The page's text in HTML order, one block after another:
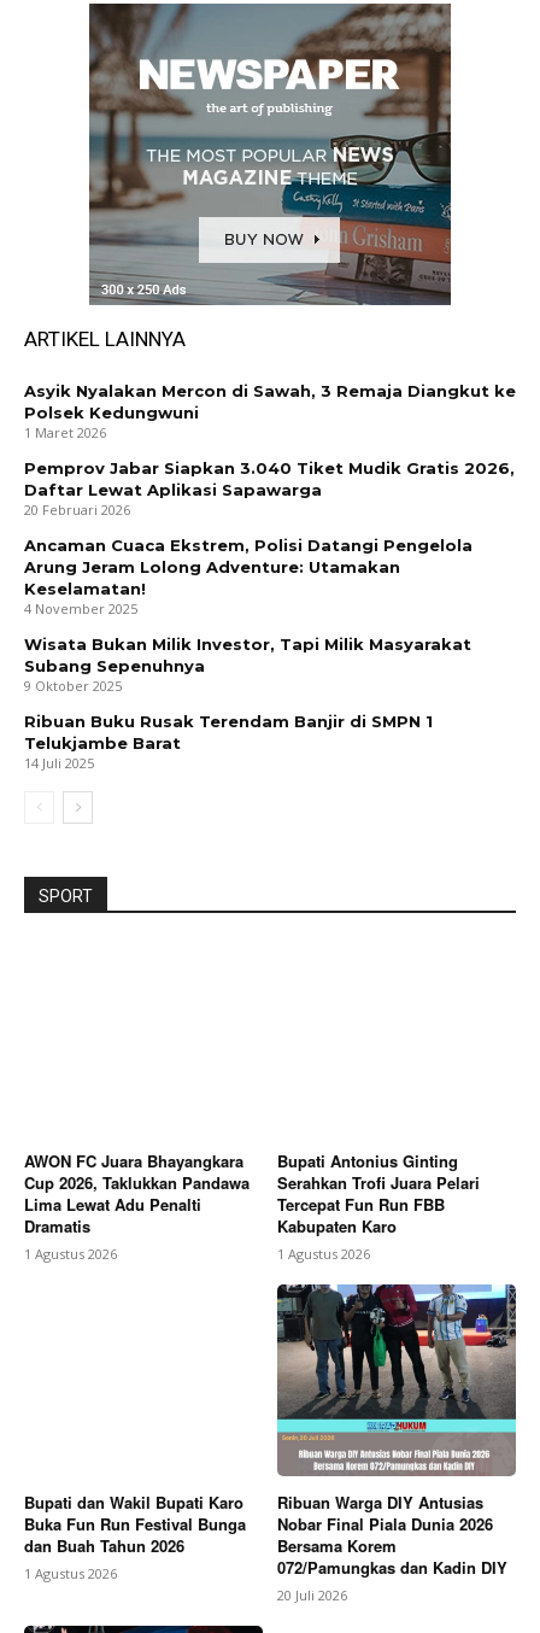
ARTIKEL LAINNYA
Asyik Nyalakan Mercon di Sawah, 3 Remaja Diangkut ke
Polsek Kedungwuni
1 Maret 2026
Pemprov Jabar Siapkan 3.040 Tiket Mudik Gratis 2026,
Daftar Lewat Aplikasi Sapawarga
20 Februari 2026
Ancaman Cuaca Ekstrem, Polisi Datangi Pengelola
Arung Jeram Lolong Adventure: Utamakan
Keselamatan!
4 November 2025
Wisata Bukan Milik Investor, Tapi Milik Masyarakat
Subang Sepenuhnya
9 Oktober 2025
Ribuan Buku Rusak Terendam Banjir di SMPN 1
Telukjambe Barat
14 Juli 2025
SPORT
AWON FC Juara Bhayangkara
Cup 2026, Taklukkan Pandawa
Lima Lewat Adu Penalti
Dramatis
1 Agustus 2026
Bupati Antonius Ginting
Serahkan Trofi Juara Pelari
Tercepat Fun Run FBB
Kabupaten Karo
1 Agustus 2026
Bupati dan Wakil Bupati Karo
Buka Fun Run Festival Bunga
dan Buah Tahun 2026
1 Agustus 2026
Ribuan Warga DIY Antusias
Nobar Final Piala Dunia 2026
Bersama Korem
072/Pamungkas dan Kadin DIY
20 Juli 2026